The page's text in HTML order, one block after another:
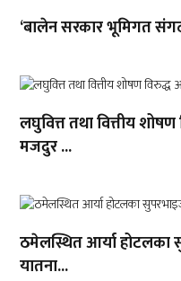
‘बालेन सरकार भूमिगत
लघुवित्त तथा वित्तीय
मजदुर ...
ठमेलस्थित आर्या होटलका
यातना...